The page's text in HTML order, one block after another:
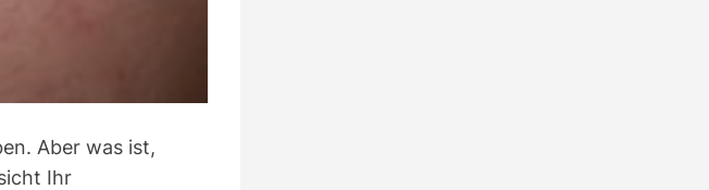
Aber was ist,
Ihr